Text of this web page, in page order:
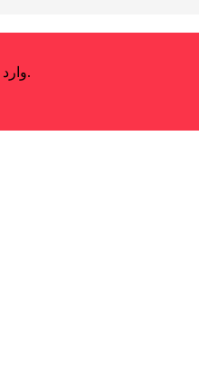
وارد شوید یا یک حساب کاربری جدید ایجاد کنید.